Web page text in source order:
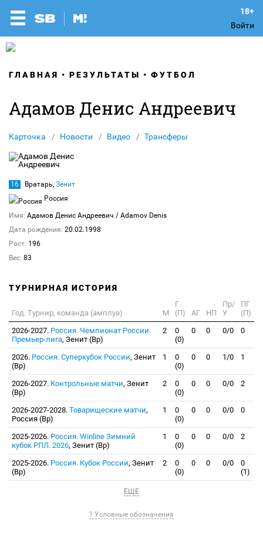
Войти
ГЛАВНАЯ РЕЗУЛЬТАТЫ ФУТБОЛ
Адамов Денис Андреевич
Карточка Новости Видео Трансферы
16 Вратарь, Зенит
Россия
Имя: Адамов Денис Андреевич / Adamov Denis
Дата рождения: 20.02.1998
Рост: 196
Вес: 83
ТУРНИРНАЯ ИСТОРИЯ
Год. Турнир, команда (амплуа) М
Г
(П)
АГ НП
Пр/
У
ПГ
(П)
2026-2027. Россия. Чемпионат России.
Премьер-лига, Зенит (Вр)
2
0
(0)
0 0 0/0 0
2026. Россия. Суперкубок России, Зенит
(Вр)
1
0
(0)
0 0 1/0 1
2026-2027. Контрольные матчи, Зенит
(Вр)
2
0
(0)
0 0 0/0 2
2026-2027-2028. Товарищеские матчи,
Россия (Вр)
1
0
(0)
0 0 0/0 0
2025-2026. Россия. Winline Зимний
кубок РПЛ. 2026, Зенит (Вр)
1
0
(0)
0 0 0/0 2
2025-2026. Россия. Кубок России, Зенит
(Вр)
2
0
(0)
0 0 0/0
0
(1)
ЕЩЕ
? Условные обозначения